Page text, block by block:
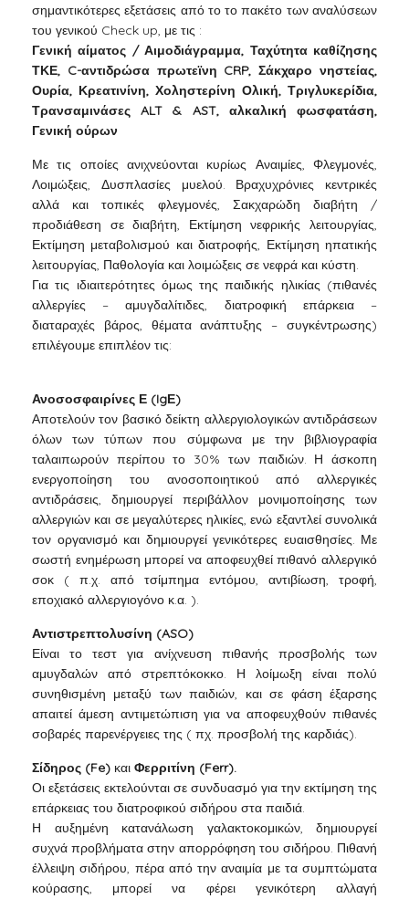
σημαντικότερες εξετάσεις από το το πακέτο των αναλύσεων
του γενικού Check up, με τις :
Γενική αίματος / Αιμοδιάγραμμα, Ταχύτητα καθίζησης
ΤΚΕ, C-αντιδρώσα πρωτεϊνη CRP, Σάκχαρο νηστείας,
Ουρία, Κρεατινίνη, Χοληστερίνη Ολική, Τριγλυκερίδια,
Τρανσαμινάσες ALT & AST, αλκαλική φωσφατάση,
Γενική ούρων
Με τις οποίες ανιχνεύονται κυρίως Αναιμίες, Φλεγμονές,
Λοιμώξεις, Δυσπλασίες μυελού. Βραχυχρόνιες κεντρικές
αλλά και τοπικές φλεγμονές, Σακχαρώδη διαβήτη /
προδιάθεση σε διαβήτη, Εκτίμηση νεφρικής λειτουργίας,
Εκτίμηση μεταβολισμού και διατροφής, Εκτίμηση ηπατικής
λειτουργίας, Παθολογία και λοιμώξεις σε νεφρά και κύστη.
Για τις ιδιαιτερότητες όμως της παιδικής ηλικίας (πιθανές
αλλεργίες – αμυγδαλίτιδες, διατροφική επάρκεια –
διαταραχές βάρος, θέματα ανάπτυξης – συγκέντρωσης)
επιλέγουμε επιπλέον τις:
Ανοσοσφαιρίνες Ε (IgΕ)
Αποτελούν τον βασικό δείκτη αλλεργιολογικών αντιδράσεων
όλων των τύπων που σύμφωνα με την βιβλιογραφία
ταλαιπωρούν περίπου το 30% των παιδιών. Η άσκοπη
ενεργοποίηση του ανοσοποιητικού από αλλεργικές
αντιδράσεις, δημιουργεί περιβάλλον μονιμοποίησης των
αλλεργιών και σε μεγαλύτερες ηλικίες, ενώ εξαντλεί συνολικά
τον οργανισμό και δημιουργεί γενικότερες ευαισθησίες. Με
σωστή ενημέρωση μπορεί να αποφευχθεί πιθανό αλλεργικό
σοκ ( π.χ. από τσίμπημα εντόμου, αντιβίωση, τροφή,
εποχιακό αλλεργιογόνο κ.α. ).
Αντιστρεπτολυσίνη (ASO)
Είναι το τεστ για ανίχνευση πιθανής προσβολής των
αμυγδαλών από στρεπτόκοκκο. Η λοίμωξη είναι πολύ
συνηθισμένη μεταξύ των παιδιών, και σε φάση έξαρσης
απαιτεί άμεση αντιμετώπιση για να αποφευχθούν πιθανές
σοβαρές παρενέργειες της ( πχ. προσβολή της καρδιάς).
Σίδηρος (Fe) και Φερριτίνη (Ferr).
Οι εξετάσεις εκτελούνται σε συνδυασμό για την εκτίμηση της
επάρκειας του διατροφικού σιδήρου στα παιδιά.
Η αυξημένη κατανάλωση γαλακτοκομικών, δημιουργεί
συχνά προβλήματα στην απορρόφηση του σιδήρου. Πιθανή
έλλειψη σιδήρου, πέρα από την αναιμία με τα συμπτώματα
κούρασης, μπορεί να φέρει γενικότερη αλλαγή